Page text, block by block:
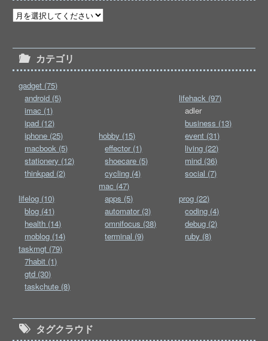
カテゴリ
gadget (75)
android (5)
imac (1)
ipad (12)
iphone (25)
macbook (5)
stationery (12)
thinkpad (2)
hobby (15)
effector (1)
shoecare (5)
cycling (4)
lifehack (97)
adler
business (13)
event (31)
living (22)
mind (36)
social (7)
lifelog (10)
blog (41)
health (14)
moblog (14)
mac (47)
apps (5)
automator (3)
omnifocus (38)
terminal (9)
prog (22)
coding (4)
debug (2)
ruby (8)
taskmgt (79)
7habit (1)
gtd (30)
taskchute (8)
タグクラウド